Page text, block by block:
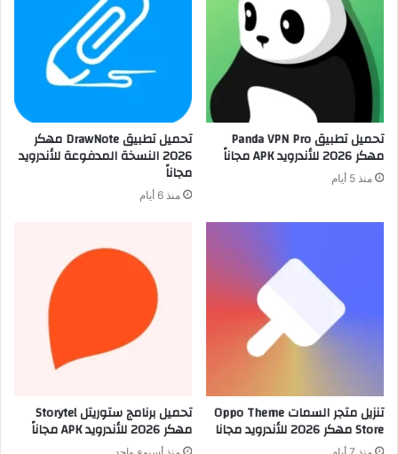
تحميل تطبيق Panda VPN Pro
مهكر 2026 للأندرويد APK مجاناً
منذ 5 أيام
تحميل تطبيق DrawNote مهكر
2026 النسخة المدفوعة للأندرويد
مجاناً
منذ 6 أيام
تنزيل متجر السمات Oppo Theme
Store مهكر 2026 للأندرويد مجانا
تحميل برنامج ستوريتل Storytel
مهكر 2026 للأندرويد APK مجاناً